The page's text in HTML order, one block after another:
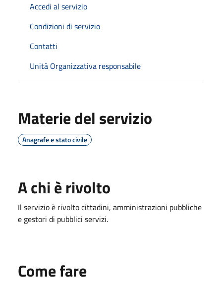
Accedi al servizio
Condizioni di servizio
Contatti
Unità Organizzativa responsabile
Materie del servizio
Anagrafe e stato civile
A chi è rivolto
Il servizio è rivolto cittadini, amministrazioni pubbliche
e gestori di pubblici servizi.
Come fare